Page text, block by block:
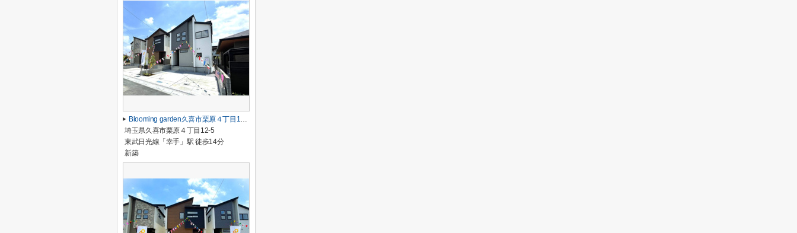
Blooming garden久喜市栗原４丁目1号棟
埼玉県久喜市栗原４丁目12-5
東武日光線「幸手」駅 徒歩14分
新築